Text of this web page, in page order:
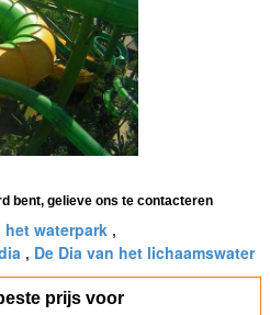
bent, gelieve ons te contacteren
waterpark ,
, De Dia van het lichaamswater
prijs voor